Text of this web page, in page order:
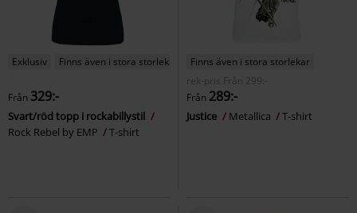
Exklusiv Finns även i stora storlekar
Från 329:-
Svart/röd topp i rockabillystil
Rock Rebel by EMP
T-shirt
Finns även i stora storlekar
rek-pris
Från 299:-
Från 289:-
Justice Metallica T-shirt